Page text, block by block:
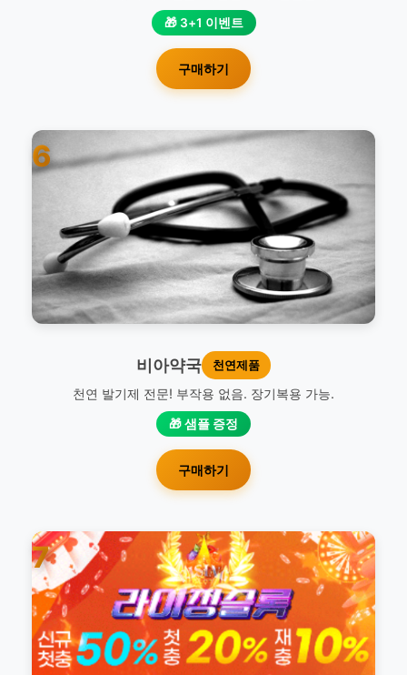
🎁 3+1 이벤트
구매하기
6
비아약국 천연제품
천연 발기제 전문! 부작용 없음. 장기복용 가능.
🎁 샘플 증정
구매하기
7